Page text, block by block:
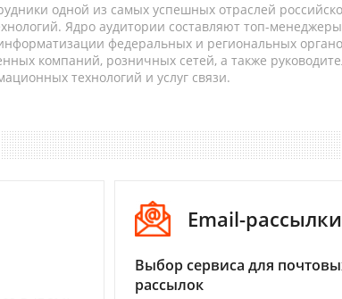
одной из самых успешных отраслей
Ядро аудитории составляют топ-
федеральных и региональных
компаний, розничных сетей, а также
технологий и услуг связи.
Email-рассылки
Выбор сервиса для
рассылок